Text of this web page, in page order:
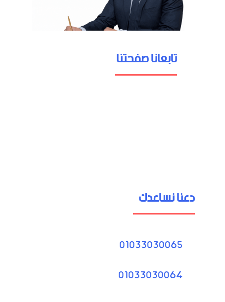
تابعانا صفحتنا
دعنا نساعدك
01033030065
01033030064